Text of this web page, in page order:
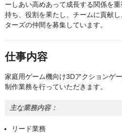
ーしあい高めあって成長する関係を
持ち、役割を果たし、チームに貢献
ターズの仲間を募集しています。
仕事内容
家庭用ゲーム機向け3Dアクションゲ
制作業務を行っていただきます。
主な業務内容：
リード業務